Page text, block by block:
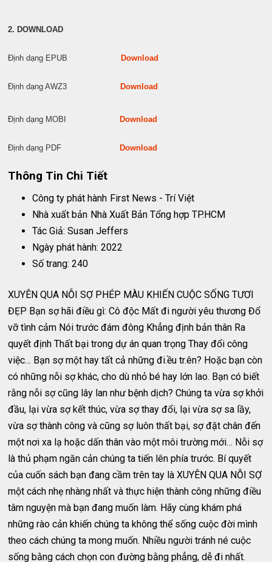
2. DOWNLOAD
Định dạng EPUBDownload
Định dạng AWZ3Download
Định dạng MOBIDownload
Định dạng PDFDownload
Thông Tin Chi Tiết
Công ty phát hành First News - Trí Việt
Nhà xuất bản Nhà Xuất Bản Tổng hợp TP.HCM
Tác Giả: Susan Jeffers
Ngày phát hành: 2022
Số trang: 240
XUYÊN QUA NỖI SỢ PHÉP MÀU KHIẾN CUỘC SỐNG TƯƠI
ĐẸP Bạn sợ hãi điều gì: Cô độc Mất đi người yêu thương Đổ
vỡ tình cảm Nói trước đám đông Khẳng định bản thân Ra
quyết định Thất bại trong dự án quan trọng Thay đổi công
việc… Bạn sợ một hay tất cả những đi.ều tr.ên? Hoặc bạn còn
có những nỗi sợ khác, cho dù nhỏ bé hay lớn lao. Bạn có biết
rằng nỗi sợ cũng lây lan như bệnh dịch? Chúng ta vừa sợ khởi
đầu, lại vừa sợ kết thúc, vừa sợ thay đổi, lại vừa sợ sa lầy,
vừa sợ thành công và cũng sợ luôn thất bại, sợ đặt chân đến
một nơi xa lạ hoặc dấn thân vào một môi trường mới… Nỗi sợ
là thủ phạm ngăn cản chúng ta tiến lên phía trước. Bí quyết
của cuốn sách bạn đang cầm trên tay là XUYÊN QUA NỖI SỢ
một cách nhẹ nhàng nhất và thực hiện thành công những điều
tâm nguyện mà bạn đang muốn làm. Hãy cùng khám phá
những rào cản khiến chúng ta không thể sống cuộc đời mình
theo cách chúng ta mong muốn. Nhiều người tránh né cuộc
sống bằng cách chọn con đường bằng phẳng, dễ đi nhất.